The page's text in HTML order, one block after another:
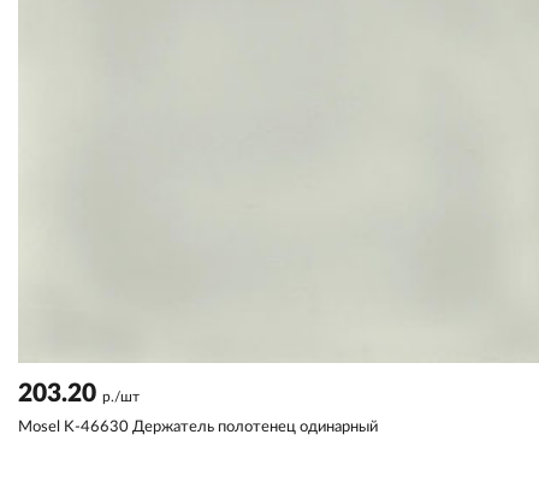
203.20 р./шт
Mosel K-46630 Держатель полотенец одинарный